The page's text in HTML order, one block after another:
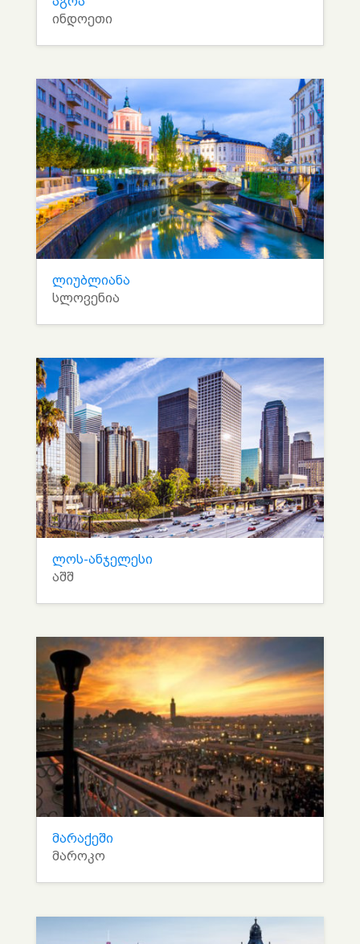
ინდოეთი
ლიუბლიანა
სლოვენია
ლოს-ანჯელესი
აშშ
მარაქეში
მაროკო